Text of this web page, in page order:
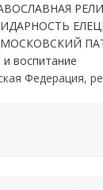
воспитание
Федерация,